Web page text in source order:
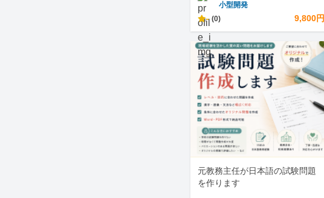
小型開発
- (0) 9,800円
元教務主任が日本語の試験問題
を作ります